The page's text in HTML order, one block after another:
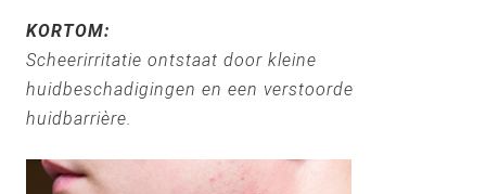
KORTOM:
Scheerirritatie ontstaat door kleine
huidbeschadigingen en een verstoorde
huidbarrière.